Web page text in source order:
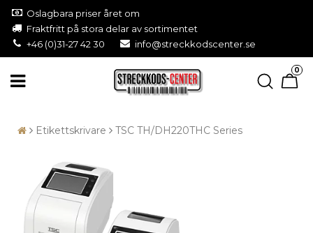
Oslagbara priser året om
Fraktfritt på stora delar av sortimentet
+46 (0)31-27 42 30
info@streckkodscenter.se
0
Etikettskrivare TSC TH/DH220THC Series